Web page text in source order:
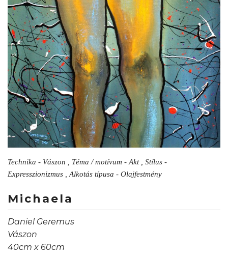
Technika - Vászon , Téma / motívum - Akt , Stílus -
Expresszionizmus , Alkotás típusa - Olajfestmény
Michaela
Daniel Geremus
Vászon
40cm x 60cm